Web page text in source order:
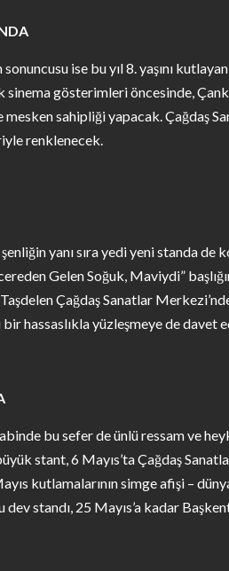
ise bu yıl 8. yaşını
sinema gösterimleri öncesinde,
mesken sahipliği yapacak. Çağdaş
renklenecek.
yanı sıra yedi yeni standa
Gelen Soğuk, Maviydi”
Çağdaş Sanatlar
hassaslıkla yüzleşmeye de davet
bu sefer de ünlü ressam ve
stant, 6 Mayıs’ta Çağdaş
kutlamalarının simge afişi –
dev standı, 25 Mayıs’a kadar